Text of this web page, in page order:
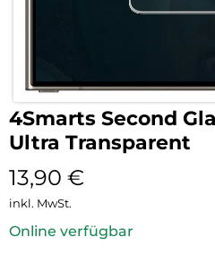
4Smarts Second
Ultra Transparent
13,90 €
inkl. MwSt.
Online verfügbar